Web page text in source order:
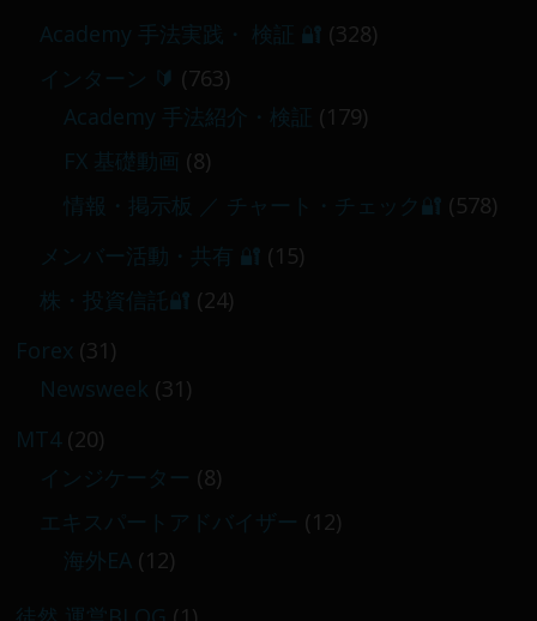
Academy 手法実践・ 検証 🔐 (328)
インターン 🔰 (763)
Academy 手法紹介・検証 (179)
FX 基礎動画 (8)
情報・掲示板 ／ チャート・チェック🔐 (578)
メンバー活動・共有 🔐 (15)
株・投資信託🔐 (24)
Forex (31)
Newsweek (31)
MT4(20)
インジケーター (8)
エキスパートアドバイザー (12)
海外EA (12)